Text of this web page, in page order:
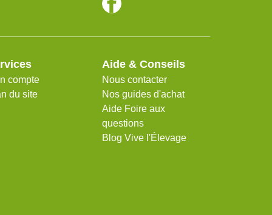
compte
du site
Aide & Conseils
Nous contacter
Nos guides d'achat
Aide Foire aux
questions
Blog Vive l'Élevage